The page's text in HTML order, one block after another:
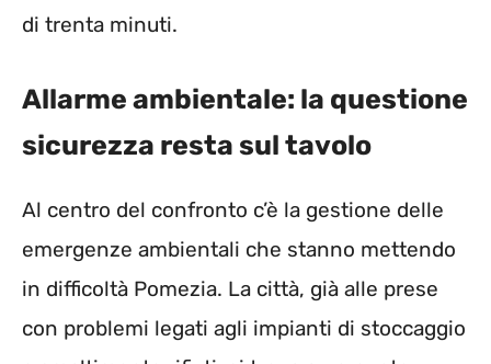
di trenta minuti.
Allarme ambientale: la questione
sicurezza resta sul tavolo
Al centro del confronto c’è la gestione delle
emergenze ambientali che stanno mettendo
in difficoltà Pomezia. La città, già alle prese
con problemi legati agli impianti di stoccaggio